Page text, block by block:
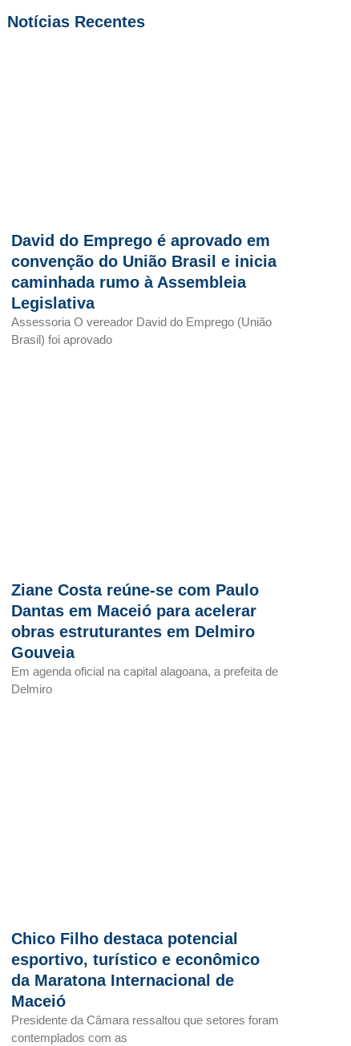
Notícias Recentes
David do Emprego é aprovado em
convenção do União Brasil e inicia
caminhada rumo à Assembleia
Legislativa
Assessoria O vereador David do Emprego (União
Brasil) foi aprovado
Ziane Costa reúne-se com Paulo
Dantas em Maceió para acelerar
obras estruturantes em Delmiro
Gouveia
Em agenda oficial na capital alagoana, a prefeita de
Delmiro
Chico Filho destaca potencial
esportivo, turístico e econômico
da Maratona Internacional de
Maceió
Presidente da Câmara ressaltou que setores foram
contemplados com as